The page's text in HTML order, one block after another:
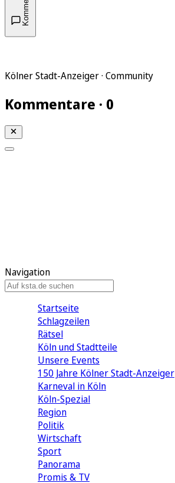
Kölner Stadt-Anzeiger · Community
Kommentare · 0
Navigation
Startseite
Schlagzeilen
Rätsel
Köln und Stadtteile
Unsere Events
150 Jahre Kölner Stadt-Anzeiger
Karneval in Köln
Köln-Spezial
Region
Politik
Wirtschaft
Sport
Panorama
Promis & TV